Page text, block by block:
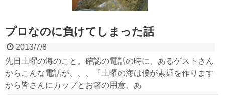
プロなのに負けてしまった話
2013/7/8
先日土曜の海のこと。確認の電話の時に、あるゲストさん
からこんな電話が、、、『土曜の海は僕が素麺を作ります
から皆さんにカップとお箸の用意、あ